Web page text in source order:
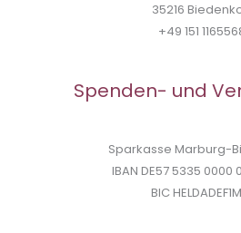
35216
+49 151
Spenden- und
Sparkasse Marburg-
IBAN DE57 5335 0000
BIC